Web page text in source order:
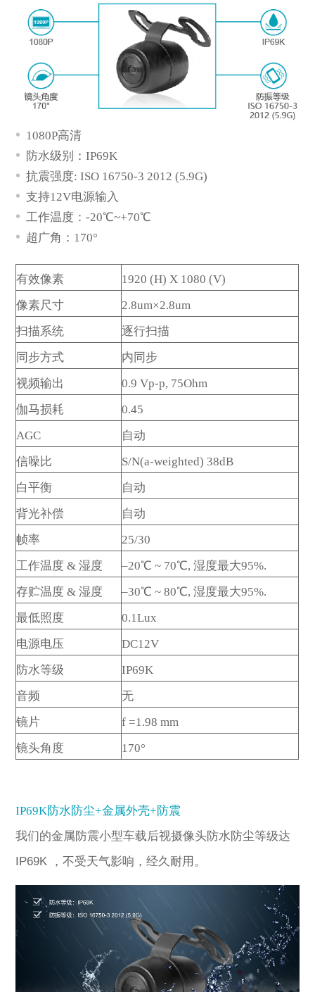
欢迎留言*
描述*
发送留言
1080P高清
防水级别：IP69K
抗震强度: ISO 16750-3 2012 (5.9G)
支持12V电源输入
工作温度：-20℃~+70℃
超广角：170°
有效像素
1920 (H) X 1080 (V)
像素尺寸
2.8um×2.8um
扫描系统
逐行扫描
同步方式
内同步
视频输出
0.9 Vp-p, 75Ohm
伽马损耗
0.45
AGC
自动
信噪比
S/N(a-weighted) 38dB
白平衡
自动
背光补偿
自动
帧率
25/30
工作温度 & 湿度
–20℃ ~ 70℃,湿度最大95%.
存贮温度 & 湿度
–30℃ ~ 80℃,湿度最大95%.
最低照度
0.1Lux
电源电压
DC12V
防水等级
IP69K
音频
无
镜片
f =1.98 mm
镜头角度
170°
IP69K防水防尘+金属外壳+防震
我们的金属防震小型车载后视摄像头防水防尘等级达
IP69K
，不受天气影响，经久耐用。